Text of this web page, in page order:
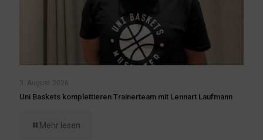
3. August 2026
Uni Baskets komplettieren Trainerteam mit Lennart Laufmann
Mehr lesen